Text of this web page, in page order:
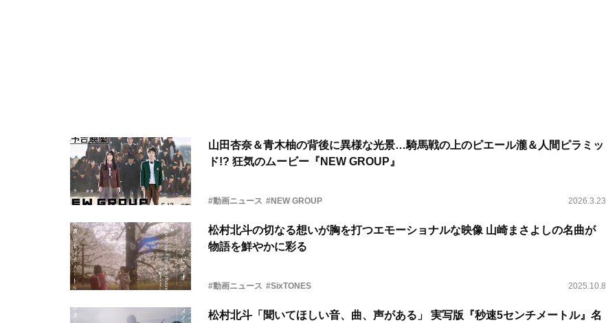
山田杏奈＆青木柚の背後に異様な光景…騎馬戦の上のピエール瀧＆人間ピラミッ
ド!? 狂気のムービー『NEW GROUP』
#動画ニュース #NEW GROUP 2026.3.23
松村北斗の切なる想いが胸を打つエモーショナルな映像 山崎まさよしの名曲が
物語を鮮やかに彩る
#動画ニュース #SixTONES 2025.10.8
松村北斗「聞いてほしい音、曲、声がある」 実写版『秒速5センチメートル』名